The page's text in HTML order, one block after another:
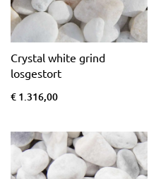
Crystal white grind
losgestort
€ 1.316,00